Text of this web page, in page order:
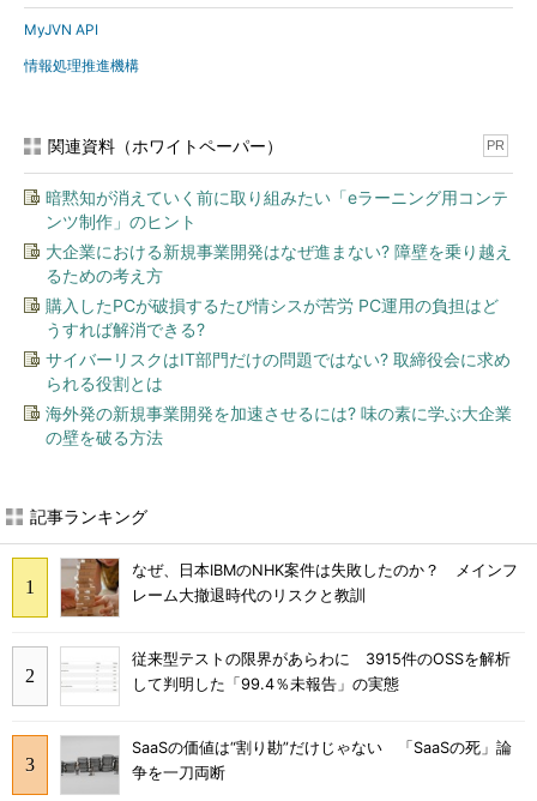
MyJVN API
情報処理推進機構
関連資料（ホワイトペーパー） PR
暗黙知が消えていく前に取り組みたい「eラーニング用コンテ
ンツ制作」のヒント
大企業における新規事業開発はなぜ進まない? 障壁を乗り越え
るための考え方
購入したPCが破損するたび情シスが苦労 PC運用の負担はど
うすれば解消できる?
サイバーリスクはIT部門だけの問題ではない? 取締役会に求め
られる役割とは
海外発の新規事業開発を加速させるには? 味の素に学ぶ大企業
の壁を破る方法
記事ランキング
なぜ、日本IBMのNHK案件は失敗したのか？ メインフ
レーム大撤退時代のリスクと教訓
従来型テストの限界があらわに 3915件のOSSを解析
して判明した「99.4％未報告」の実態
SaaSの価値は“割り勘”だけじゃない 「SaaSの死」論
争を一刀両断